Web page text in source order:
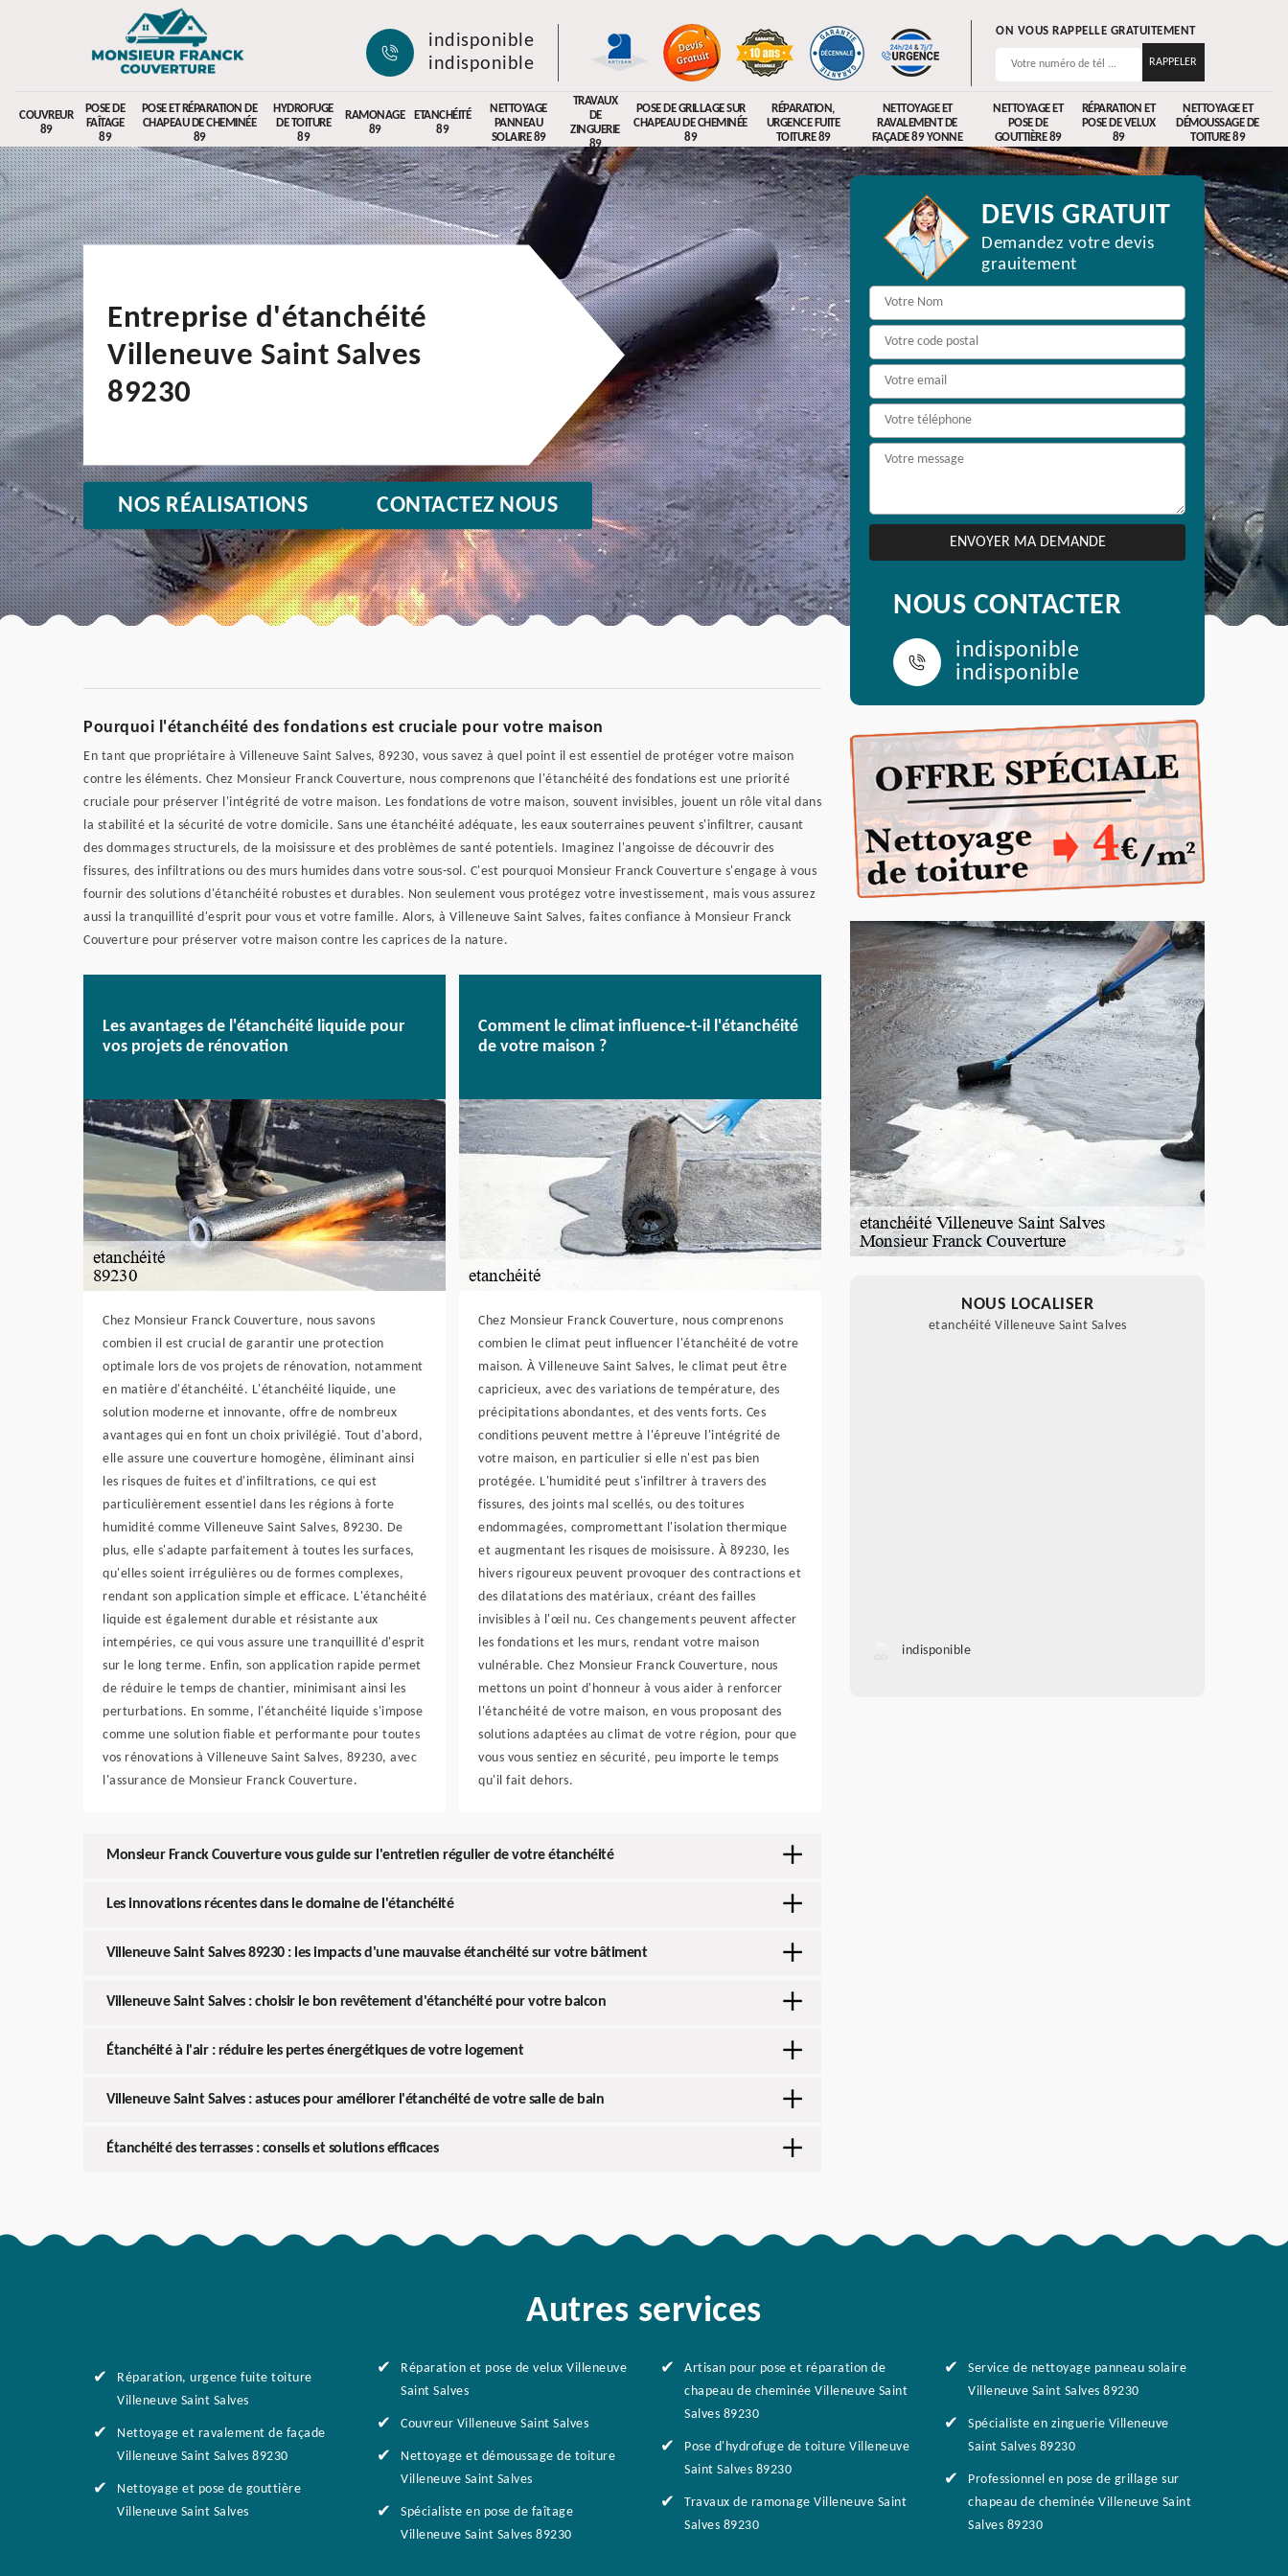
indisponible
indisponible
ON VOUS RAPPELLE GRATUITEMENT
COUVREUR
89
POSE DE
FAÎTAGE
89
POSE ET RÉPARATION DE
CHAPEAU DE CHEMINÉE
89
HYDROFUGE
DE TOITURE
89
RAMONAGE
89
ETANCHÉITÉ
89
NETTOYAGE
PANNEAU
SOLAIRE 89
TRAVAUX
DE
ZINGUERIE
89
POSE DE GRILLAGE SUR
CHAPEAU DE CHEMINÉE
89
RÉPARATION,
URGENCE FUITE
TOITURE 89
NETTOYAGE ET
RAVALEMENT DE
FAÇADE 89 YONNE
NETTOYAGE ET
POSE DE
GOUTTIÈRE 89
RÉPARATION ET
POSE DE VELUX
89
NETTOYAGE ET
DÉMOUSSAGE DE
TOITURE 89
Entreprise d'étanchéité
Villeneuve Saint Salves
89230
NOS RÉALISATIONS CONTACTEZ NOUS
Pourquoi l'étanchéité des fondations est cruciale pour votre maison
En tant que propriétaire à Villeneuve Saint Salves, 89230, vous savez à quel point il est essentiel de protéger votre maison
contre les éléments. Chez Monsieur Franck Couverture, nous comprenons que l'étanchéité des fondations est une priorité
cruciale pour préserver l'intégrité de votre maison. Les fondations de votre maison, souvent invisibles, jouent un rôle vital dans
la stabilité et la sécurité de votre domicile. Sans une étanchéité adéquate, les eaux souterraines peuvent s'infiltrer, causant
des dommages structurels, de la moisissure et des problèmes de santé potentiels. Imaginez l'angoisse de découvrir des
fissures, des infiltrations ou des murs humides dans votre sous-sol. C'est pourquoi Monsieur Franck Couverture s'engage à vous
fournir des solutions d'étanchéité robustes et durables. Non seulement vous protégez votre investissement, mais vous assurez
aussi la tranquillité d'esprit pour vous et votre famille. Alors, à Villeneuve Saint Salves, faites confiance à Monsieur Franck
Couverture pour préserver votre maison contre les caprices de la nature.
Les avantages de l'étanchéité liquide pour
vos projets de rénovation
Chez Monsieur Franck Couverture, nous savons
combien il est crucial de garantir une protection
optimale lors de vos projets de rénovation, notamment
en matière d'étanchéité. L'étanchéité liquide, une
solution moderne et innovante, offre de nombreux
avantages qui en font un choix privilégié. Tout d'abord,
elle assure une couverture homogène, éliminant ainsi
les risques de fuites et d'infiltrations, ce qui est
particulièrement essentiel dans les régions à forte
humidité comme Villeneuve Saint Salves, 89230. De
plus, elle s'adapte parfaitement à toutes les surfaces,
qu'elles soient irrégulières ou de formes complexes,
rendant son application simple et efficace. L'étanchéité
liquide est également durable et résistante aux
intempéries, ce qui vous assure une tranquillité d'esprit
sur le long terme. Enfin, son application rapide permet
de réduire le temps de chantier, minimisant ainsi les
perturbations. En somme, l'étanchéité liquide s'impose
comme une solution fiable et performante pour toutes
vos rénovations à Villeneuve Saint Salves, 89230, avec
l'assurance de Monsieur Franck Couverture.
Comment le climat influence-t-il l'étanchéité
de votre maison ?
Chez Monsieur Franck Couverture, nous comprenons
combien le climat peut influencer l'étanchéité de votre
maison. À Villeneuve Saint Salves, le climat peut être
capricieux, avec des variations de température, des
précipitations abondantes, et des vents forts. Ces
conditions peuvent mettre à l'épreuve l'intégrité de
votre maison, en particulier si elle n'est pas bien
protégée. L'humidité peut s'infiltrer à travers des
fissures, des joints mal scellés, ou des toitures
endommagées, compromettant l'isolation thermique
et augmentant les risques de moisissure. À 89230, les
hivers rigoureux peuvent provoquer des contractions et
des dilatations des matériaux, créant des failles
invisibles à l'œil nu. Ces changements peuvent affecter
les fondations et les murs, rendant votre maison
vulnérable. Chez Monsieur Franck Couverture, nous
mettons un point d'honneur à vous aider à renforcer
l'étanchéité de votre maison, en vous proposant des
solutions adaptées au climat de votre région, pour que
vous vous sentiez en sécurité, peu importe le temps
qu'il fait dehors.
Monsieur Franck Couverture vous guide sur l'entretien régulier de votre étanchéité
Les innovations récentes dans le domaine de l'étanchéité
Villeneuve Saint Salves 89230 : les impacts d'une mauvaise étanchéité sur votre bâtiment
Villeneuve Saint Salves : choisir le bon revêtement d'étanchéité pour votre balcon
Étanchéité à l'air : réduire les pertes énergétiques de votre logement
Villeneuve Saint Salves : astuces pour améliorer l'étanchéité de votre salle de bain
Étanchéité des terrasses : conseils et solutions efficaces
DEVIS GRATUIT
Demandez votre devis
grauitement
NOUS CONTACTER
indisponible
indisponible
NOUS LOCALISER
etanchéité Villeneuve Saint Salves
indisponible
Autres services
Réparation, urgence fuite toiture
Villeneuve Saint Salves
Nettoyage et ravalement de façade
Villeneuve Saint Salves 89230
Nettoyage et pose de gouttière
Villeneuve Saint Salves
Réparation et pose de velux Villeneuve
Saint Salves
Couvreur Villeneuve Saint Salves
Nettoyage et démoussage de toiture
Villeneuve Saint Salves
Spécialiste en pose de faîtage
Villeneuve Saint Salves 89230
Artisan pour pose et réparation de
chapeau de cheminée Villeneuve Saint
Salves 89230
Pose d'hydrofuge de toiture Villeneuve
Saint Salves 89230
Travaux de ramonage Villeneuve Saint
Salves 89230
Service de nettoyage panneau solaire
Villeneuve Saint Salves 89230
Spécialiste en zinguerie Villeneuve
Saint Salves 89230
Professionnel en pose de grillage sur
chapeau de cheminée Villeneuve Saint
Salves 89230